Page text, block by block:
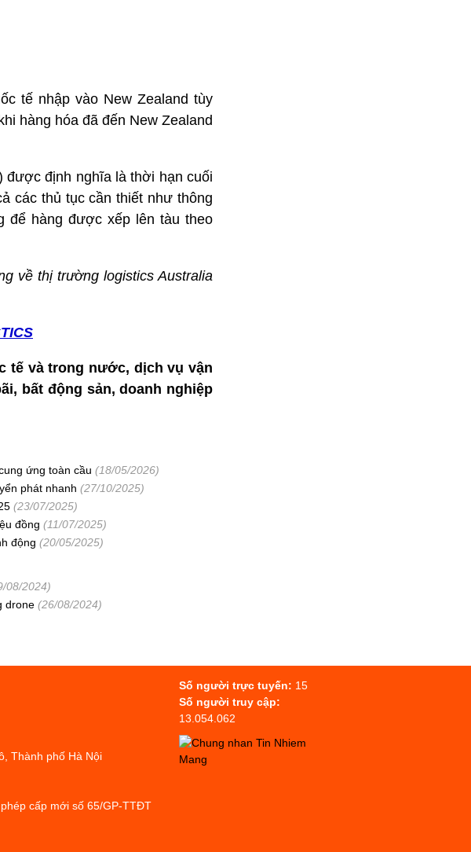
tế nhập vào New Zealand tùy
hàng hóa đã đến New Zealand
được định nghĩa là thời hạn cuối
các thủ tục cần thiết như thông
để hàng được xếp lên tàu theo
về thị trường logistics Australia
tế và trong nước, dịch vụ vận
bất động sản, doanh nghiệp
ứng toàn cầu (18/05/2026)
phát nhanh (27/10/2025)
(23/07/2025)
đồng (11/07/2025)
động (20/05/2025)
08/2024)
drone (26/08/2024)
Thành phố Hà Nội
cấp mới số 65/GP-TTĐT
Số người trực tuyến: 15
Số người truy cập:
13.054.062